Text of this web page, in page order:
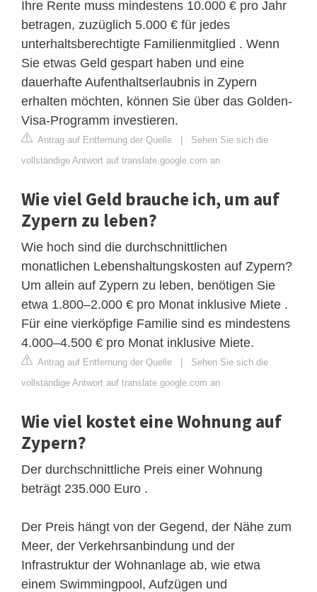
Ihre Rente muss mindestens 10.000 € pro Jahr
betragen, zuzüglich 5.000 € für jedes
unterhaltsberechtigte Familienmitglied . Wenn
Sie etwas Geld gespart haben und eine
dauerhafte Aufenthaltserlaubnis in Zypern
erhalten möchten, können Sie über das Golden-
Visa-Programm investieren.
Antrag auf Entfernung der Quelle | Sehen Sie sich die
vollständige Antwort auf translate.google.com an
Wie viel Geld brauche ich, um auf
Zypern zu leben?
Wie hoch sind die durchschnittlichen
monatlichen Lebenshaltungskosten auf Zypern?
Um allein auf Zypern zu leben, benötigen Sie
etwa 1.800–2.000 € pro Monat inklusive Miete .
Für eine vierköpfige Familie sind es mindestens
4.000–4.500 € pro Monat inklusive Miete.
Antrag auf Entfernung der Quelle | Sehen Sie sich die
vollständige Antwort auf translate.google.com an
Wie viel kostet eine Wohnung auf
Zypern?
Der durchschnittliche Preis einer Wohnung
beträgt 235.000 Euro .
Der Preis hängt von der Gegend, der Nähe zum
Meer, der Verkehrsanbindung und der
Infrastruktur der Wohnanlage ab, wie etwa
einem Swimmingpool, Aufzügen und